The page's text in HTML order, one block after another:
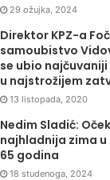
29 ožujka, 2024
Direktor KPZ-a
samoubistvo
se ubio
u najstrožijem
13 listopada, 2020
Nedim Sladić:
najhladnija zima
65 godina
18 studenoga, 2024